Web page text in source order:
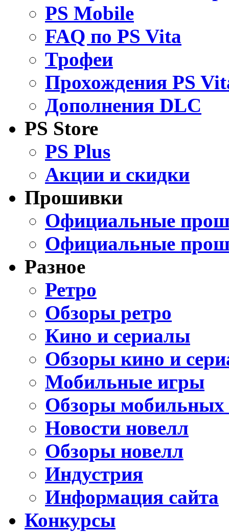
PS Mobile
FAQ по PS Vita
Трофеи
Прохождения PS
Дополнения DLC
PS Store
PS Plus
Акции и скидки
Прошивки
Официальные
Официальные
Разное
Ретро
Обзоры ретро
Кино и сериалы
Обзоры кино и
Мобильные игры
Обзоры мобильных
Новости новелл
Обзоры новелл
Индустрия
Информация сайта
Конкурсы